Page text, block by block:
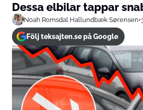
Dessa elbilar tappar
Noah Romsdal Hallundbæk Sørensen•
Följ teksajten.se på Google